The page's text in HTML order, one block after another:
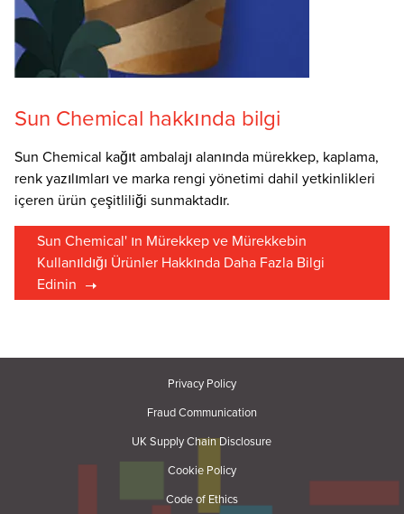
Sun Chemical hakkında bilgi
Sun Chemical kağıt ambalajı alanında mürekkep, kaplama,
renk yazılımları ve marka rengi yönetimi dahil yetkinlikleri
içeren ürün çeşitliliği sunmaktadır.
Sun Chemical' ın Mürekkep ve Mürekkebin
Kullanıldığı Ürünler Hakkında Daha Fazla Bilgi
Edinin
Privacy Policy
Fraud Communication
UK Supply Chain Disclosure
Cookie Policy
Code of Ethics